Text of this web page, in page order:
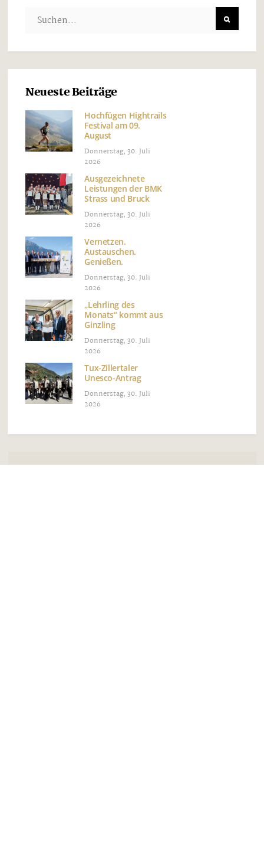
Neueste Beiträge
Hochfügen Hightrails
Festival am 09.
August
Donnerstag, 30. Juli
2026
Ausgezeichnete
Leistungen der BMK
Strass und Bruck
Donnerstag, 30. Juli
2026
Vernetzen.
Austauschen.
Genießen.
Donnerstag, 30. Juli
2026
„Lehrling des
Monats“ kommt aus
Ginzling
Donnerstag, 30. Juli
2026
Tux-Zillertaler
Unesco-Antrag
Donnerstag, 30. Juli
2026